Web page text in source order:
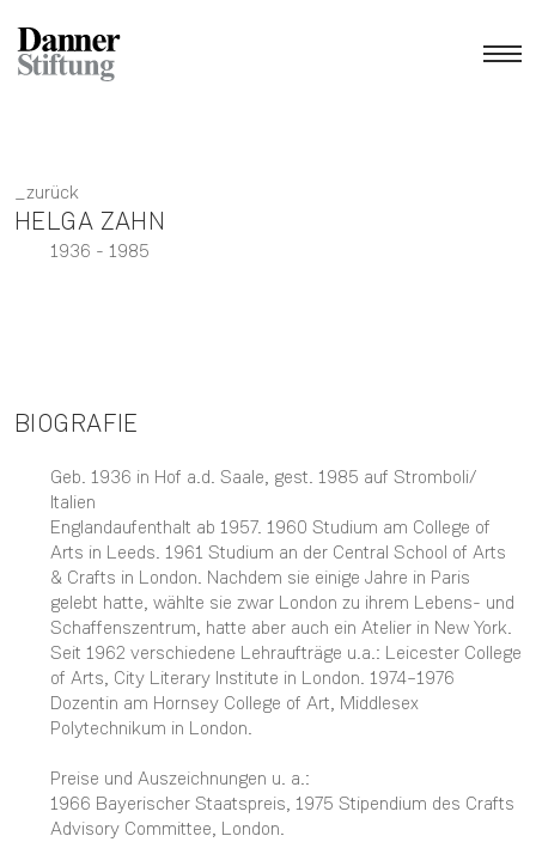
zurück
HELGA ZAHN
1936 - 1985
BIOGRAFIE
Geb. 1936 in Hof a.d. Saale, gest. 1985 auf Stromboli/
Italien
Englandaufenthalt ab 1957. 1960 Studium am College of
Arts in Leeds. 1961 Studium an der Central School of Arts
& Crafts in London. Nachdem sie einige Jahre in Paris
gelebt hatte, wählte sie zwar London zu ihrem Lebens- und
Schaffenszentrum, hatte aber auch ein Atelier in New York.
Seit 1962 verschiedene Lehraufträge u.a.: Leicester College
of Arts, City Literary Institute in London. 1974–1976
Dozentin am Hornsey College of Art, Middlesex
Polytechnikum in London.
Preise und Auszeichnungen u. a.:
1966 Bayerischer Staatspreis, 1975 Stipendium des Crafts
Advisory Committee, London.